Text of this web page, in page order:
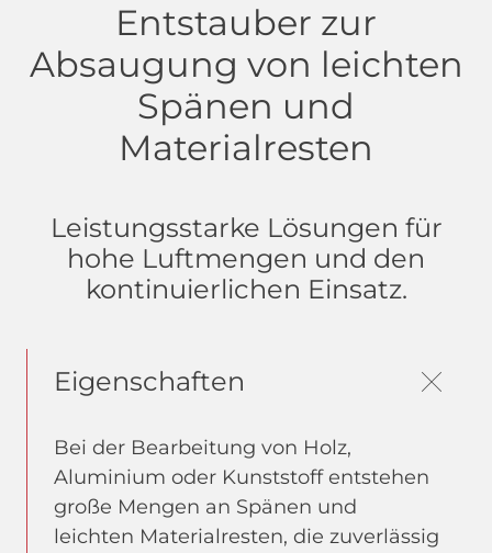
Entstauber zur
Absaugung von leichten
Spänen und
Materialresten
Leistungsstarke Lösungen für
hohe Luftmengen und den
kontinuierlichen Einsatz.
Eigenschaften
Bei der Bearbeitung von Holz,
Aluminium oder Kunststoff entstehen
große Mengen an Spänen und
leichten Materialresten, die zuverlässig